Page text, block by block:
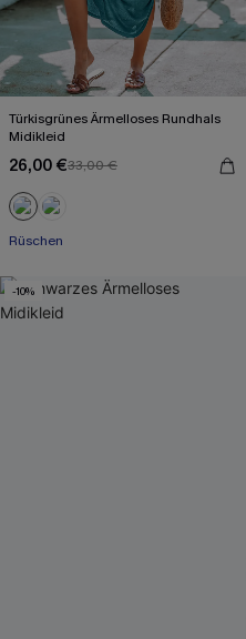
Türkisgrünes Ärmelloses Rundhals
Midikleid
26,00 €33,00 €
Rüschen
-10%